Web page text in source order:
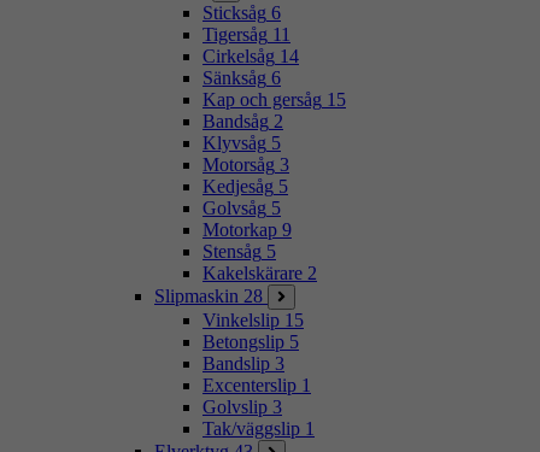
Sticksåg 6
Tigersåg 11
Cirkelsåg 14
Sänksåg 6
Kap och gersåg 15
Bandsåg 2
Klyvsåg 5
Motorsåg 3
Kedjesåg 5
Golvsåg 5
Motorkap 9
Stensåg 5
Kakelskärare 2
Slipmaskin 28
Vinkelslip 15
Betongslip 5
Bandslip 3
Excenterslip 1
Golvslip 3
Tak/väggslip 1